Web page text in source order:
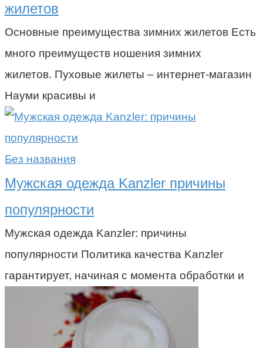
жилетов
Основные преимущества зимних жилетов Есть
много преимуществ ношения зимних
жилетов. Пуховые жилеты – интернет-магазин
Науми красивы и
Без названия
Мужская одежда Kanzler причины
популярности
Мужская одежда Kanzler: причины
популярности Политика качества Kanzler
гарантирует, начиная с момента обработки и